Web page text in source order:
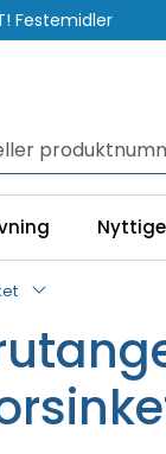
Festemidler